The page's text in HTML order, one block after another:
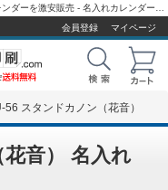
会員登録
マイページ
56 スタンドカノン（花音）
音） 名入れ